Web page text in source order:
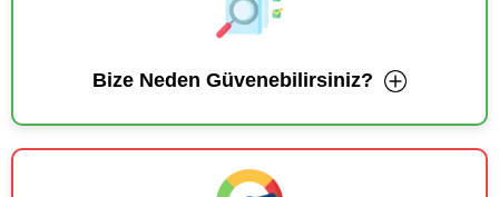
Bize Neden Güvenebilirsiniz?